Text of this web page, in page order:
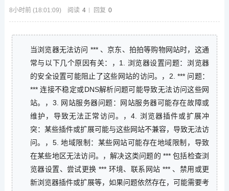
8小时前 (18:01:09) 阅读 4 回复 0
当浏览器无法访问 *** 、京东、拍拍等购物网站时，这通
常与以下几个原因有关：，1. 浏览器设置问题：浏览器
的安全设置可能阻止了这些网站的访问。，2. *** 问题：
*** 连接不稳定或DNS解析问题可能导致无法访问这些网
站。，3. 网站服务器问题：网站服务器可能存在故障或
维护，导致无法正常访问。，4. 浏览器插件或扩展冲
突：某些插件或扩展可能与这些网站不兼容，导致无法访
问。，5. 地域限制：某些网站可能存在地域限制，导致
在某些地区无法访问。，解决这类问题的 *** 包括检查浏
览器设置、尝试更换 *** 环境、联系网站 *** 、禁用或更
新浏览器插件或扩展等，如果问题依然存在，可能需要考